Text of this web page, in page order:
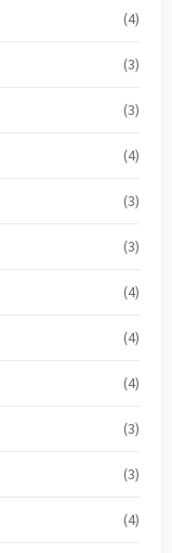
(4)
(3)
(3)
(4)
(3)
(3)
(4)
(4)
(4)
(3)
(3)
(4)